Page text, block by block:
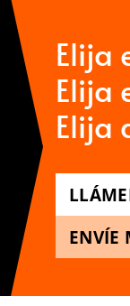
Elija
Elija
Elija
ENVÍE